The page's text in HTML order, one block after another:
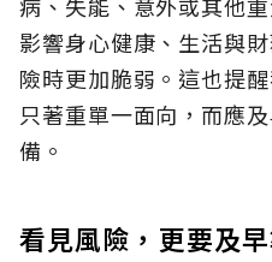
影響身心健康、生活與
險時更加脆弱。這也提
只著重單一面向，而應
備。
看見風險，更要及